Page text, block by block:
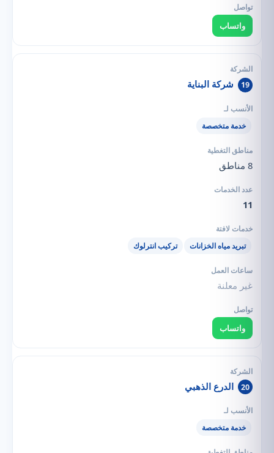
واتساب
19 شركة البناية
خدمة متخصصة
8 مناطق
11
تبريد مياه الخزانات تركيب انترلوك
غير معلنة
واتساب
20 الدرع الذهبي
خدمة متخصصة